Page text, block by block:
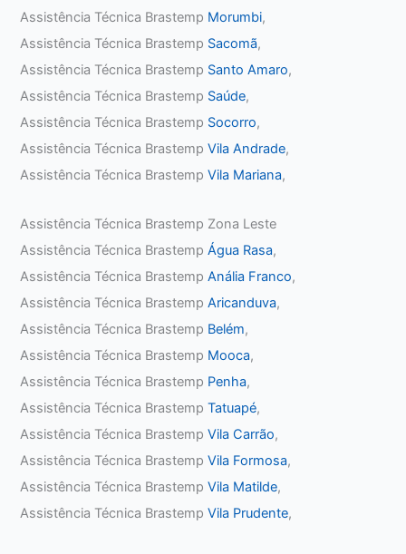
Assistência Técnica Brastemp Morumbi,
Assistência Técnica Brastemp Sacomã,
Assistência Técnica Brastemp Santo Amaro,
Assistência Técnica Brastemp Saúde,
Assistência Técnica Brastemp Socorro,
Assistência Técnica BrastempVila Andrade,
Assistência Técnica BrastempVila Mariana,
Assistência Técnica Brastemp Zona Leste
Assistência Técnica BrastempÁgua Rasa,
Assistência Técnica BrastempAnália Franco,
Assistência Técnica BrastempAricanduva,
Assistência Técnica Brastemp Belém,
Assistência Técnica Brastemp Mooca,
Assistência Técnica Brastemp Penha,
Assistência Técnica BrastempTatuapé,
Assistência Técnica BrastempVila Carrão,
Assistência Técnica BrastempVila Formosa,
Assistência Técnica BrastempVila Matilde,
Assistência Técnica BrastempVila Prudente,